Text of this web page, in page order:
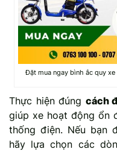
Đặt mua ngay bình ắc quy
Thực hiện đúng cách
giúp xe hoạt động ổn
thống điện. Nếu bạn
hãy lựa chọn các